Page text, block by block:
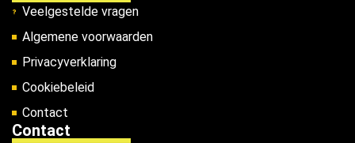
Veelgestelde vragen
Algemene voorwaarden
Privacyverklaring
Cookiebeleid
Contact
Contact